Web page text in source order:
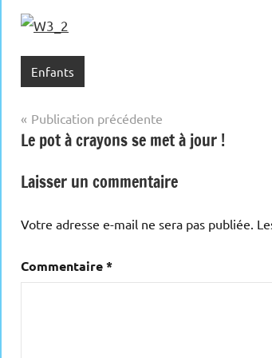
Enfants
Navigation
de
l’article
Publication précédente
Le pot à crayons se met à jour !
Laisser un commentaire
Votre adresse e-mail ne sera pas publiée.
Commentaire*